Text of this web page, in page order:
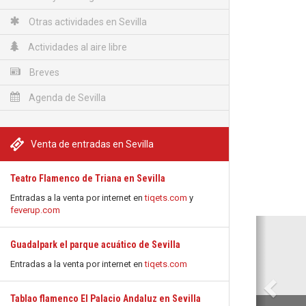
Otras actividades en Sevilla
Actividades al aire libre
Breves
Agenda de Sevilla
Venta de entradas en Sevilla
Teatro Flamenco de Triana en Sevilla
Entradas a la venta por internet entiqets.com y
feverup.com
Guadalpark el parque acuático de Sevilla
Entradas a la venta por internet entiqets.com
Tablao flamenco El Palacio Andaluz en Sevilla